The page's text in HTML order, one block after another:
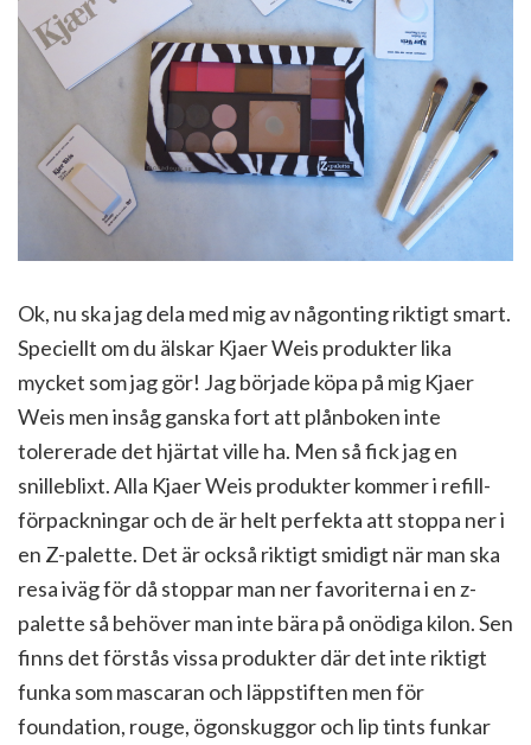
Ok, nu ska jag dela med mig av någonting riktigt smart.
Speciellt om du älskar Kjaer Weis produkter lika
mycket som jag gör! Jag började köpa på mig Kjaer
Weis men insåg ganska fort att plånboken inte
tolererade det hjärtat ville ha. Men så fick jag en
snilleblixt. Alla Kjaer Weis produkter kommer i refill-
förpackningar och de är helt perfekta att stoppa ner i
en Z-palette. Det är också riktigt smidigt när man ska
resa iväg för då stoppar man ner favoriterna i en z-
palette så behöver man inte bära på onödiga kilon. Sen
finns det förstås vissa produkter där det inte riktigt
funka som mascaran och läppstiften men för
foundation, rouge, ögonskuggor och lip tints funkar